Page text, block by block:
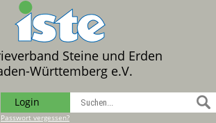
Steine und Erden
Württemberg e.V.
Login
Passwort vergessen?